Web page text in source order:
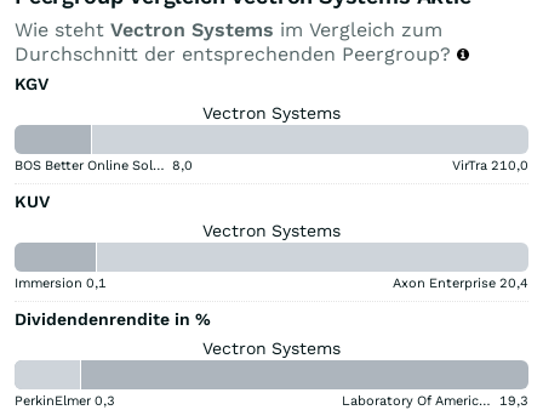
Wie steht Vectron Systems im Vergleich zum
Durchschnitt der entsprechenden Peergroup?
KGV
Vectron Systems
BOS Better Online Solutions 8,0 VirTra 210,0
KUV
Vectron Systems
Immersion 0,1 Axon Enterprise 20,4
Dividendenrendite in %
Vectron Systems
PerkinElmer 0,3 Laboratory Of America Holdings 19,3